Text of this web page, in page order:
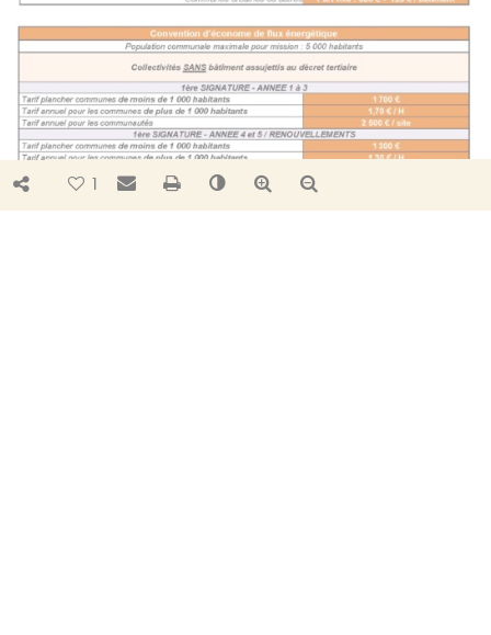
Bouton de partage
1 Envoyer par e-mail
ImprimerChanger le contraste
Agrandir le texte